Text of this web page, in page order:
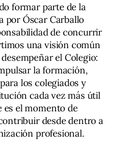
formar parte de la
por Óscar Carballo
de concurrir
una visión común
el Colegio:
la formación,
los colegiados y
cada vez más útil
es el momento de
desde dentro a
profesional.